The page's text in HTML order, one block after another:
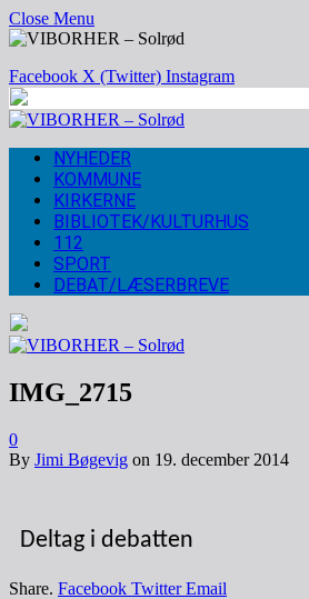
Close Menu
Facebook X (Twitter) Instagram
NYHEDER
KOMMUNE
KIRKERNE
BIBLIOTEK/KULTURHUS
112
SPORT
DEBAT/LÆSERBREVE
IMG_2715
0
By Jimi Bøgevig on 19. december 2014
Deltag i debatten
Share. Facebook Twitter Email